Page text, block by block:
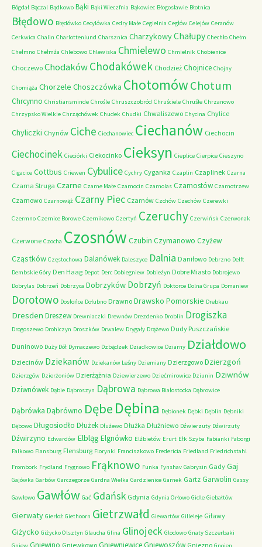
Bógdał Bączal Bądkowo Bąki Bąki Wieczfnia Bąkowiec Błogosławie Błotnica
Błędowo Błędówko Cecylówka Cedry Małe Cegielnia Cegłów Celejów Ceranów
Cerkwica Chalin Charlottenlund Charsznica CharzykowyChałupy Chechło Chełm
Chełmno Chełmża Chlebowo Chlewiska Chmielewo Chmielnik Chobienice
Choczewo ChodakówChodakówek Chodzież Chojnice Chojny
Chomiąża Chorzele Choszczówka ChotomówChotum
Chrcynno Christiansminde Chrośle Chruszczobród Chruściele Chruśle Chrzanowo
Chrzypsko Wielkie Chrząchówek Chudek Chudki Chwaliszewo Chycina Chylice
Chyliczki Chynów Ciche Ciechanowiec Ciechanów Ciechocin
Ciechocinek Cieciórki Ciekocinko Cieksyn Cieplice Cierpice Cieszyno
Cigacice Cottbus Criewen Cybulice Cychry Cyganka Czaplin Czaplinek Czarna
Czarna Struga Czarne Czarne Małe Czarnocin Czarnolas Czarnostów Czarnotrzew
Czarnowo Czarnowąż Czarny Piec Czarnów Czchów Czechów Czerewki
Czermno Czernice Borowe Czernikowo Czertyń Czeruchy Czerwińsk Czerwonak
Czerwone Czocha Czosnów Czubin Czymanowo Czyżew
Cząstków Częstochowa Dalanówek Daleszyce Dalnia Daniłowo Debrzno Delft
Dembskie Góry Den Haag Depot Derc Dobiegniew Dobieżyn Dobre Miasto Dobrojewo
Dobrylas Dobrzeń Dobrzyca Dobrzyków Dobrzyń Doktorce Dolna Grupa Domaniew
Dorotowo Dosłońce Dołubno Drawno Drawsko Pomorskie Drebkau
Dresden Dreszew Drewniaczki Drewnów Drezdenko Droblin Drogiszka
Drogoszewo Drohiczyn Droszków Drwalew Drygały Drążewo Dudy Puszczańskie
Duninowo Duży Dół Dymaczewo Dzbądzek Dziadkowice Dziarny Działdowo
Dziecinów Dziekanów Dziekanów Leśny Dziemiany Dzierzgowo Dzierzgoń
Dzierzgów Dzierżoniów Dzierżążnia Dziewierzewo Dziećmirowice Dziunin Dziwnów
Dziwnówek Dąbie Dąbroszyn Dąbrowa Dąbrowa Białostocka Dąbrowice
Dąbrówka Dąbrówno Dębe Dębina Dębionek Dębki Dęblin Dębniki
Dębowo Długosiodło Dłużek Dłużewo Dłużka Dłużniewo Dźwierzuty Dźwirzuty
Dźwirzyno Edwardów Elbląg Elgnówko Elżbietów Erurt Ełk Szyba Fabianki Faborgi
Falkowo Flansburg Flensburg Florynki Franciszkowo Fredericia Friedland Friedrichstahl
Frombork Frydland Frygnowo Frąknowo Funka Fynshav Gabrysin Gady Gaj
Gajówka Garbów Garczegorze Gardna Wielka Gardzienice Garnek Gartz Garwolin Gassy
Gawłowo Gawłów Gać Gdańsk Gdynia Gdynia Orłowo Gidle Giebałtów
Gierwaty Gierłoż Giethoorn Gietrzwałd Giewartów Gilleleje Giławy
Giżycko Giżycko Olsztyn Glaucha Glina Glinojeck Glodowo Gnaty Szczerbaki
Gniewino Gniewkowo GniewniewiceGniewoszów Gniezno